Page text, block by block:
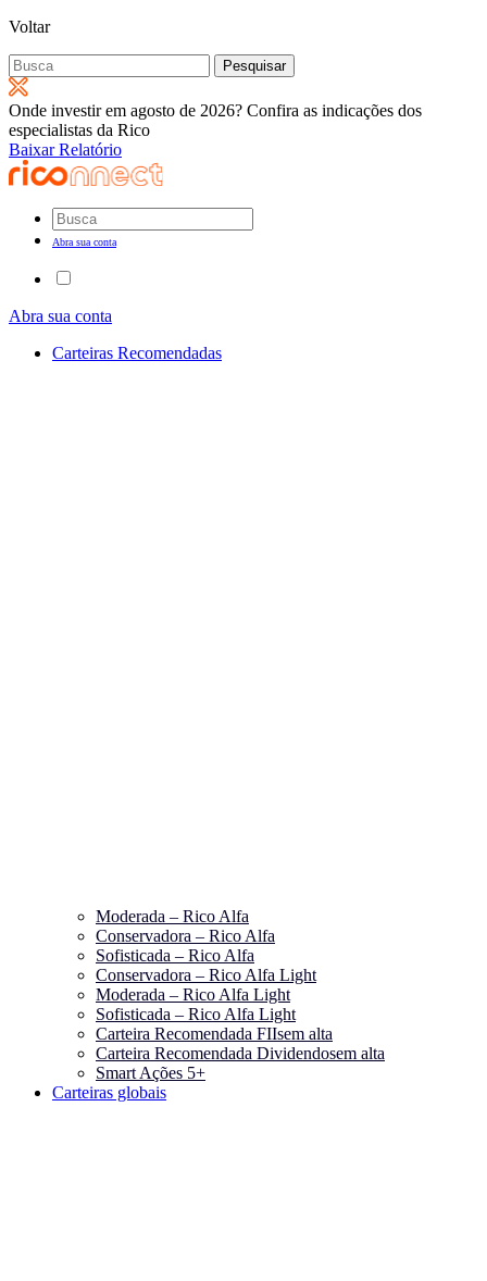
Voltar
Pesquisar
por:
Onde investir em agosto de 2026? Confira as indicações dos
especialistas da Rico
Baixar Relatório
Abra sua conta
Abra sua conta
Carteiras Recomendadas
Moderada – Rico Alfa
Conservadora – Rico Alfa
Sofisticada – Rico Alfa
Conservadora – Rico Alfa Light
Moderada – Rico Alfa Light
Sofisticada – Rico Alfa Light
Carteira Recomendada FIIsem alta
Carteira Recomendada Dividendosem alta
Smart Ações 5+
Carteiras globais